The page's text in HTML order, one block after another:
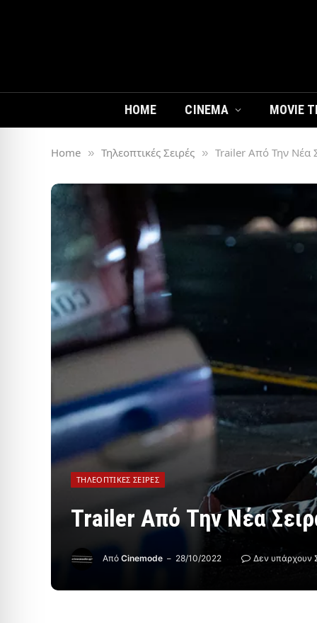
HOME CINEMA MOVIE
Home » Τηλεοπτικές Σειρές » Trailer Από Την Νέα
ΤΗΛΕΟΠΤΙΚΈΣ ΣΕΙΡΈΣ
Trailer Από Την Νέα
Από Cinemode 28/10/2022 Δεν υπάρχουν